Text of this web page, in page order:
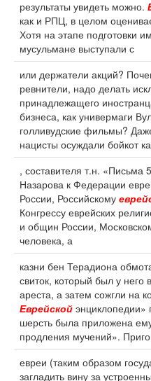
результаты увидеть можно.
как и РПЦ, в целом
Хотя на этапе подготовки
мусульмане выступали с
или держатели акций?
ревнители, надо делать
принадлежащего
бизнеса, как универмаги
голливудские фильмы?
нацисты осуждали бойкот
, составителя т.н. «Письма
Назарова к Федерации
России, Российскому
Конгрессу еврейских
и общин России,
человека, а
казни бен Терадиона
свиток, который был у него
ареста, а затем сожгли на
Еврейской энциклопедии»
шерсть была приложена
продления мучений».
евреи (таким образом
загладить вину за